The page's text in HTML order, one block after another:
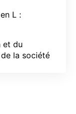
L :
et du
la société